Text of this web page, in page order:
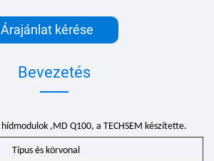
Árajánlat kérése
Bevezetés
,MD Q100, a TECHSEM készítette.
Típus és körvonal